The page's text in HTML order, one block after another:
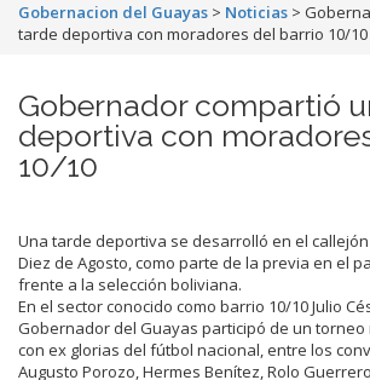
Gobernacion del Guayas > Noticias >
tarde deportiva con moradores del barrio 10/10
Gobernador compartió
deportiva con
10/10
Una tarde deportiva se desarrolló en el callejón
Diez de Agosto, como parte de la previa en el
frente a la selección boliviana.
En el sector conocido como barrio 10/10 Julio
Gobernador del Guayas participó de un
con ex glorias del fútbol nacional, entre los
Augusto Porozo, Hermes Benítez, Rolo